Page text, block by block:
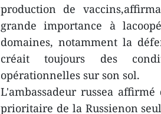
production de
grande importance à
domaines, notamment la
créait toujours des
opérationnelles sur son sol.
L'ambassadeur russea
prioritaire de la Russienon